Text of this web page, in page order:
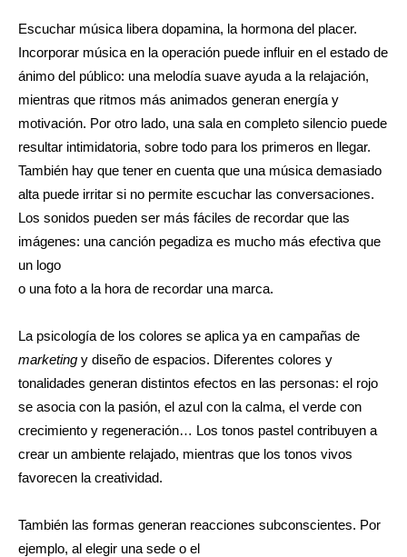
Escuchar música libera dopamina, la hormona del placer.
Incorporar música en la operación puede influir en el estado de
ánimo del público: una melodía suave ayuda a la relajación,
mientras que ritmos más animados generan energía y
motivación. Por otro lado, una sala en completo silencio puede
resultar intimidatoria, sobre todo para los primeros en llegar.
También hay que tener en cuenta que una música demasiado
alta puede irritar si no permite escuchar las conversaciones.
Los sonidos pueden ser más fáciles de recordar que las
imágenes: una canción pegadiza es mucho más efectiva que
un logo
o una foto a la hora de recordar una marca.
La psicología de los colores se aplica ya en campañas de
marketing y diseño de espacios. Diferentes colores y
tonalidades generan distintos efectos en las personas: el rojo
se asocia con la pasión, el azul con la calma, el verde con
crecimiento y regeneración… Los tonos pastel contribuyen a
crear un ambiente relajado, mientras que los tonos vivos
favorecen la creatividad.
También las formas generan reacciones subconscientes. Por
ejemplo, al elegir una sede o el